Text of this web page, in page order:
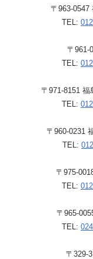
〒963-0547
TEL:
〒961-
TEL:
〒971-8151 福
TEL:
〒960-0231
TEL:
〒975-
TEL:
〒965-
TEL:
〒329-